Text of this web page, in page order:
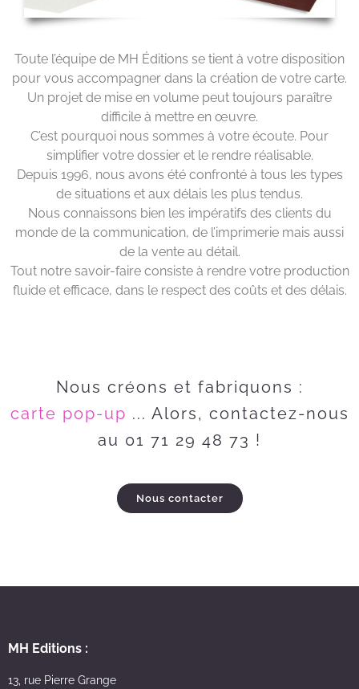
Toute l’équipe de MH Éditions se tient à votre disposition
pour vous accompagner dans la création de votre carte.
Un projet de mise en volume peut toujours paraître
difficile à mettre en œuvre.
C’est pourquoi nous sommes à votre écoute. Pour
simplifier votre dossier et le rendre réalisable.
Depuis 1996, nous avons été confronté à tous les types
de situations et aux délais les plus tendus.
Nous connaissons bien les impératifs des clients du
monde de la communication, de l’imprimerie mais aussi
de la vente au détail.
Tout notre savoir-faire consiste à rendre votre production
fluide et efficace, dans le respect des coûts et des délais.
Nous créons et fabriquons :
carte pop-up ... Alors, contactez-nous
au 01 71 29 48 73 !
Nous contacter
MH Editions :
13, rue Pierre Grange